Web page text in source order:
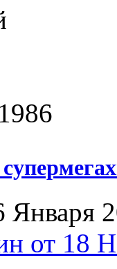
Января
от 18